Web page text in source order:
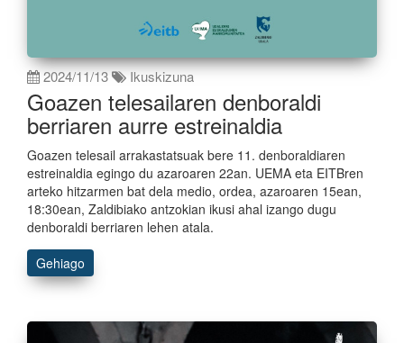
2024/11/13 Ikuskizuna
Goazen telesailaren denboraldi
berriaren aurre estreinaldia
Goazen telesail arrakastatsuak bere 11. denboraldiaren
estreinaldia egingo du azaroaren 22an. UEMA eta EITBren
arteko hitzarmen bat dela medio, ordea, azaroaren 15ean,
18:30ean, Zaldibiako antzokian ikusi ahal izango dugu
denboraldi berriaren lehen atala.
Gehiago